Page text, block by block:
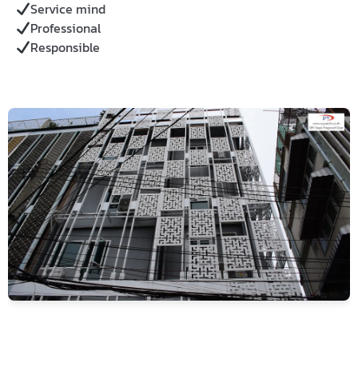
Service mind
Professional
Responsible